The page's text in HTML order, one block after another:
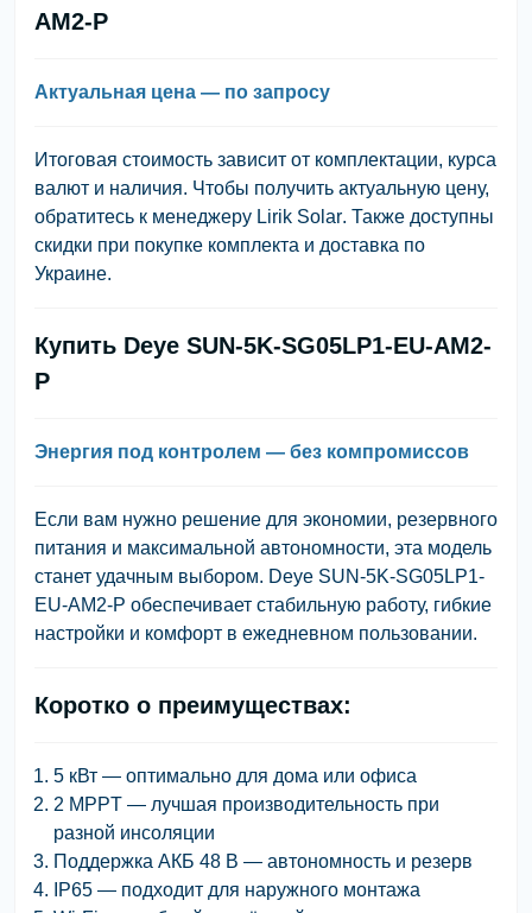
AM2-P
Актуальная цена — по запросу
Итоговая стоимость зависит от комплектации, курса
валют и наличия. Чтобы получить актуальную цену,
обратитесь к менеджеру Lirik Solar. Также доступны
скидки при покупке комплекта и доставка по
Украине.
Купить Deye SUN-5K-SG05LP1-EU-AM2-
P
Энергия под контролем — без компромиссов
Если вам нужно решение для экономии, резервного
питания и максимальной автономности, эта модель
станет удачным выбором. Deye SUN-5K-SG05LP1-
EU-AM2-P обеспечивает стабильную работу, гибкие
настройки и комфорт в ежедневном пользовании.
Коротко о преимуществах:
5 кВт — оптимально для дома или офиса
2 MPPT — лучшая производительность при
разной инсоляции
Поддержка АКБ 48 В — автономность и резерв
IP65 — подходит для наружного монтажа